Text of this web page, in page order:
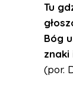
Tu
Bóg
znaki
(por.